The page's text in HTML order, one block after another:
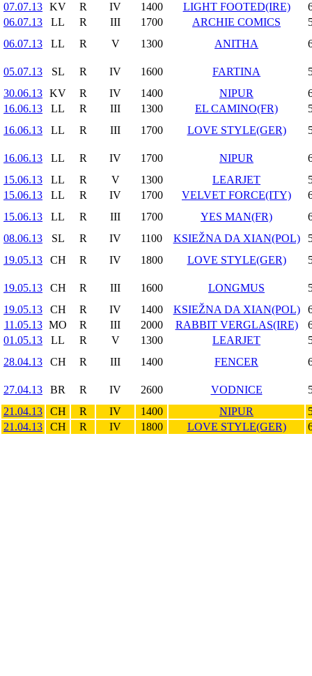
07.07.13 KV R IV 1400 LIGHT FOOTED(IRE)
06.07.13
LL R III 1700 ARCHIE COMICS
06.07.13
LL R V 1300 ANITHA
05.07.13 SL R IV 1600 FARTINA
30.06.13 KV R IV 1400 NIPUR
16.06.13
LL R III 1300 EL CAMINO(FR)
16.06.13
LL R III 1700 LOVE STYLE(GER)
16.06.13 LL R IV 1700 NIPUR
15.06.13
LL R V 1300 LEARJET
15.06.13
LL R IV 1700 VELVET FORCE(ITY)
15.06.13
LL R III 1700 YES MAN(FR)
08.06.13
SL R IV 1100 KSIEŽNA DA XIAN(POL)
19.05.13
CH R IV 1800 LOVE STYLE(GER)
19.05.13 CH R III 1600 LONGMUS
19.05.13
CH R IV 1400 KSIEŽNA DA XIAN(POL)
11.05.13 MO R III 2000 RABBIT VERGLAS(IRE)
01.05.13
LL R V 1300 LEARJET
28.04.13
CH R III 1400 FENCER
27.04.13 BR R IV 2600 VODNICE
21.04.13
CH R IV 1400 NIPUR
21.04.13
CH R IV 1800 LOVE STYLE(GER)